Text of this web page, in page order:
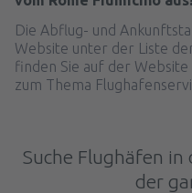
Die Abflug- und
Website unter der Liste
finden Sie auf der
zum Thema
Suche Flughäfen
der